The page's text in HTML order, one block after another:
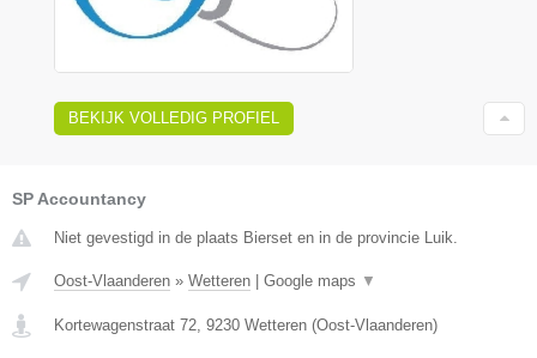
BEKIJK VOLLEDIG PROFIEL
SP Accountancy
Niet gevestigd in de plaats Bierset en in de provincie Luik.
Oost-Vlaanderen » Wetteren Google maps ▼
Kortewagenstraat 72 9230 Wetteren (Oost-Vlaanderen)